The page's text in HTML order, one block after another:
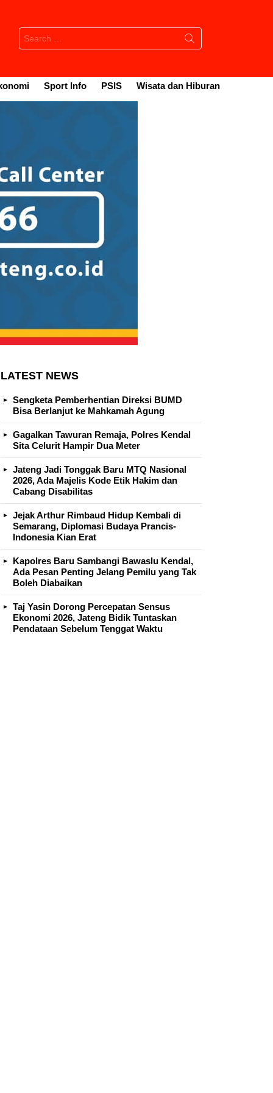
Search
for:
Sport Info PSIS Wisata dan Hiburan
LATEST NEWS
Sengketa Pemberhentian Direksi BUMD
Bisa Berlanjut ke Mahkamah Agung
Gagalkan Tawuran Remaja, Polres Kendal
Sita Celurit Hampir Dua Meter
Jateng Jadi Tonggak Baru MTQ Nasional
2026, Ada Majelis Kode Etik Hakim dan
Cabang Disabilitas
Jejak Arthur Rimbaud Hidup Kembali di
Semarang, Diplomasi Budaya Prancis-
Indonesia Kian Erat
Kapolres Baru Sambangi Bawaslu Kendal,
Ada Pesan Penting Jelang Pemilu yang Tak
Boleh Diabaikan
Taj Yasin Dorong Percepatan Sensus
Ekonomi 2026, Jateng Bidik Tuntaskan
Pendataan Sebelum Tenggat Waktu